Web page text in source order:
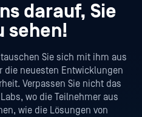
darauf, Sie
sehen!
tauschen Sie sich mit ihm aus
die neuesten Entwicklungen
Verpassen Sie nicht das
wo die Teilnehmer aus
wie die Lösungen von